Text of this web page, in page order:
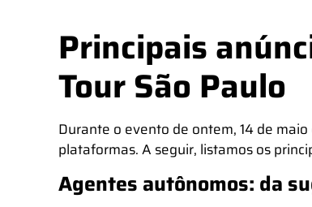
Principais
Tour São Paulo
Durante o evento de ontem, 14 de
plataformas. A seguir, listamos os
Agentes autônomos: da